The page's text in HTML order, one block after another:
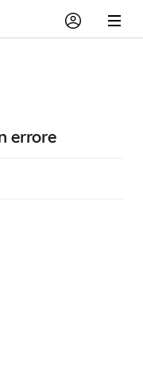
errore